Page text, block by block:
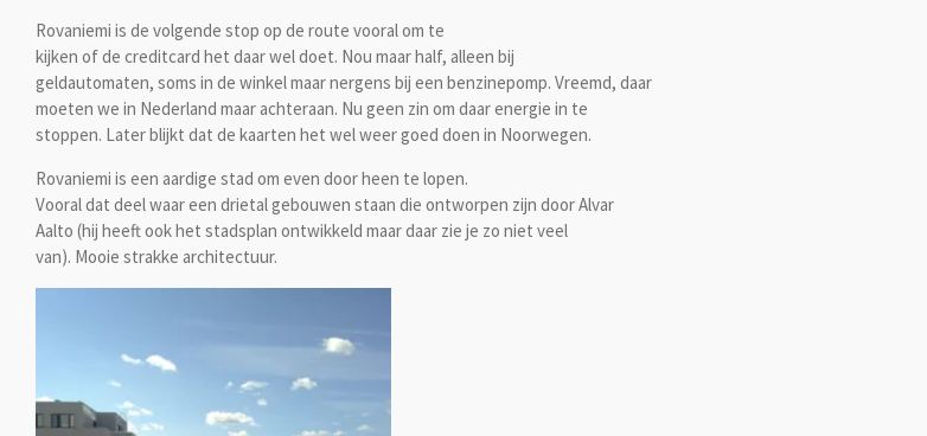
Rovaniemi is de volgende stop op de route vooral om te
kijken of de creditcard het daar wel doet. Nou maar half, alleen bij
geldautomaten, soms in de winkel maar nergens bij een benzinepomp. Vreemd, daar
moeten we in Nederland maar achteraan. Nu geen zin om daar energie in te
stoppen. Later blijkt dat de kaarten het wel weer goed doen in Noorwegen.
Rovaniemi is een aardige stad om even door heen te lopen.
Vooral dat deel waar een drietal gebouwen staan die ontworpen zijn door Alvar
Aalto (hij heeft ook het stadsplan ontwikkeld maar daar zie je zo niet veel
van). Mooie strakke architectuur.